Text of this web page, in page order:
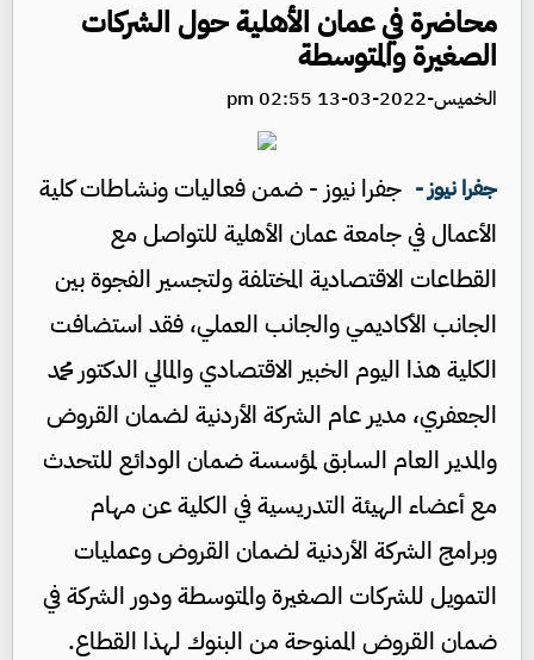
محاضرة في عمان الأهلية حول الشركات
الصغيرة والمتوسطة
الخميس-2022-03-13 02:55 pm
جفرا نيوز - جفرا نيوز - ضمن فعاليات ونشاطات كلية
الأعمال في جامعة عمان الأهلية للتواصل مع
القطاعات الاقتصادية المختلفة ولتجسير الفجوة بين
الجانب الأكاديمي والجانب العملي، فقد استضافت
الكلية هذا اليوم الخبير الاقتصادي والمالي الدكتور محمد
الجعفري، مدير عام الشركة الأردنية لضمان القروض
والمدير العام السابق لمؤسسة ضمان الودائع للتحدث
مع أعضاء الهيئة التدريسية في الكلية عن مهام
وبرامج الشركة الأردنية لضمان القروض وعمليات
التمويل للشركات الصغيرة والمتوسطة ودور الشركة في
ضمان القروض الممنوحة من البنوك لهذا القطاع.